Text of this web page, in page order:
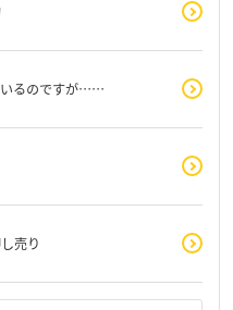
いるのですが……
売り